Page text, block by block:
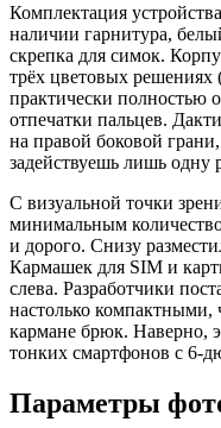
Комплектация
наличии гарнитура,
скрепка для симок.
трёх цветовых
практически полностью
отпечатки пальцев.
на правой боковой
задействуешь лишь одну
С визуальной точки
минимальным
и дорого. Снизу
Кармашек для SIM и
слева. Разработчики
настолько компактными,
кармане брюк. Наверно,
тонких смартфонов с 6-
Параметры